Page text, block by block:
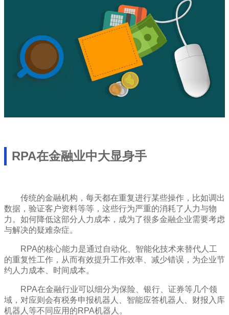
RPA在金融业中大显身手
传统的金融机构，每天都在重复进行某些操作，比如调出
数据，验证客户资料等等，这些行为严重的消耗了人力与物
力。如何降低这部分人力成本，成为了很多金融企业需要考虑
与解决的疑难杂症。
RPA的核心能力是通过自动化、智能化技术来替代人工
的重复性工作，从而有效提升工作效率、减少错误，为企业节
约人力成本、时间成本。
RPA在金融行业可以细分为保险、银行、证券等几个领
域，对应则会有税务申报机器人、智能应答机器人、财报入库
机器人等不同应用的RPA机器人。